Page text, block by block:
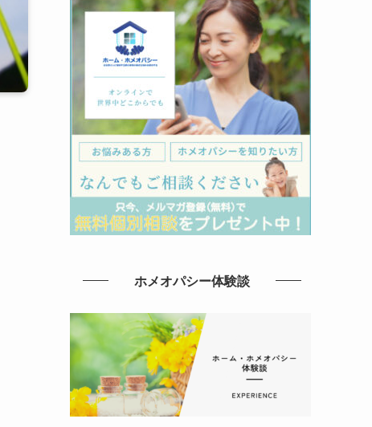
ホメオパシー体験談